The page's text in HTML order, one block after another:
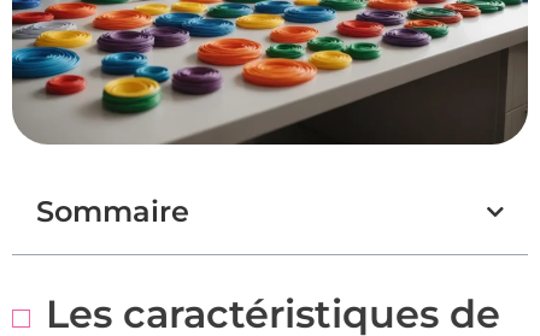
Sommaire
Les caractéristiques de